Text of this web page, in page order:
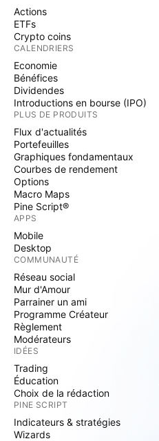
Actions
ETFs
Crypto coins
CALENDRIERS
Economie
Bénéfices
Dividendes
Introductions en bourse (IPO)
PLUS DE PRODUITS
Flux d'actualités
Portefeuilles
Graphiques fondamentaux
Courbes de rendement
Options
Macro Maps
Pine Script®
APPS
Mobile
Desktop
COMMUNAUTÉ
Réseau social
Mur d'Amour
Parrainer un ami
Programme Créateur
Règlement
Modérateurs
IDÉES
Trading
Éducation
Choix de la rédaction
PINE SCRIPT
Indicateurs & stratégies
Wizards